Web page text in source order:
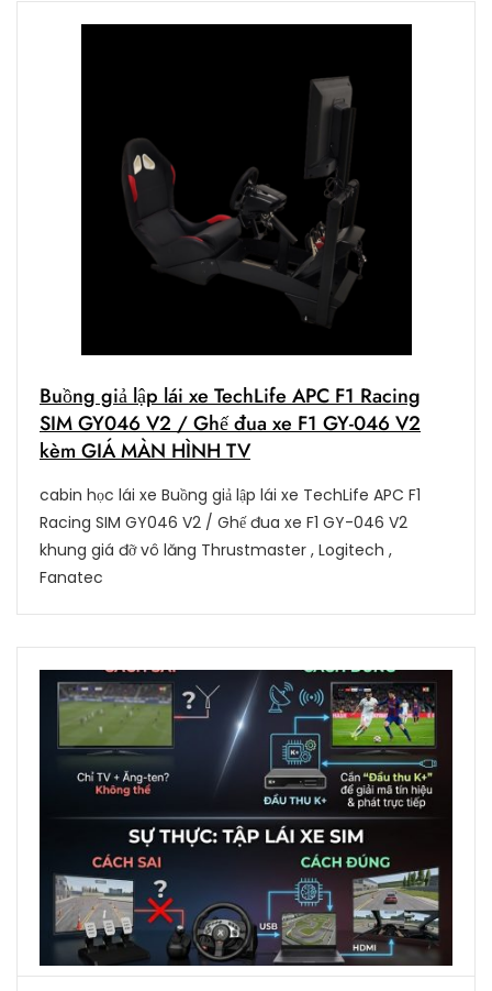
Buồng giả lập lái xe TechLife APC F1 Racing
SIM GY046 V2 / Ghế đua xe F1 GY-046 V2
kèm GIÁ MÀN HÌNH TV
cabin học lái xe Buồng giả lập lái xe TechLife APC F1
Racing SIM GY046 V2 / Ghế đua xe F1 GY-046 V2
khung giá đỡ vô lăng Thrustmaster , Logitech ,
Fanatec